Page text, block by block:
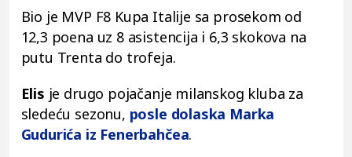
Bio je MVP F8 Kupa Italije sa prosekom od
12,3 poena uz 8 asistencija i 6,3 skokova na
putu Trenta do trofeja.
Elis je drugo pojačanje milanskog kluba za
sledeću sezonu, posle dolaska Marka
Gudurića iz Fenerbahčea.